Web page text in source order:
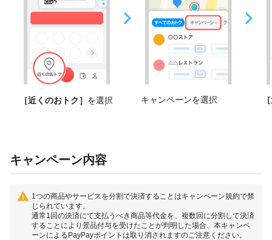
［近くのおトク］ を選択 キャンペーンを選択
キャンペーン内容
1つの商品やサービスを分割で決済することはキャンペーン規約で禁
じられています。
通常1回の決済にて支払うべき商品等代金を、複数回に分割して決済
することにより景品付与を受けたことが判明した場合、本キャンペ
ーンによるPayPayポイントは取り消されますのご注意ください。